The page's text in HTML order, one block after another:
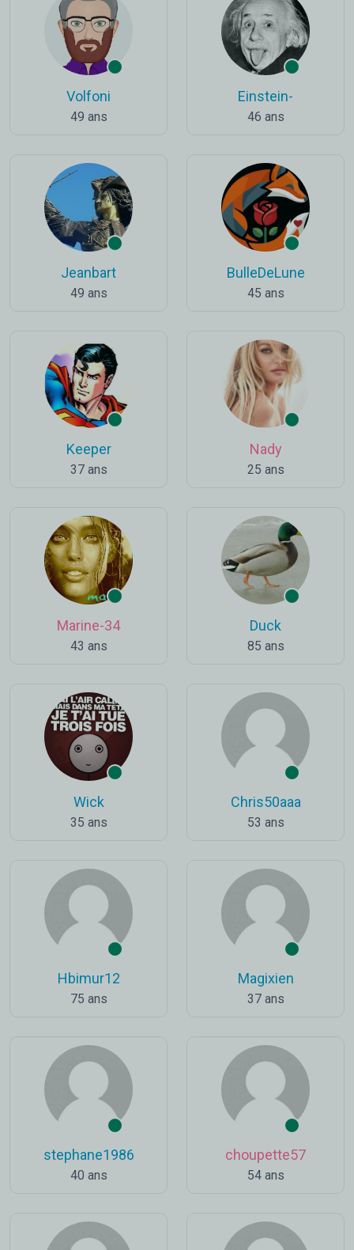
Volfoni
49 ans
Einstein-
46 ans
Jeanbart
49 ans
BulleDeLune
45 ans
Keeper
37 ans
Nady
25 ans
Marine-34
43 ans
Duck
85 ans
Wick
35 ans
Chris50aaa
53 ans
Hbimur12
75 ans
Magixien
37 ans
stephane1986
40 ans
choupette57
54 ans